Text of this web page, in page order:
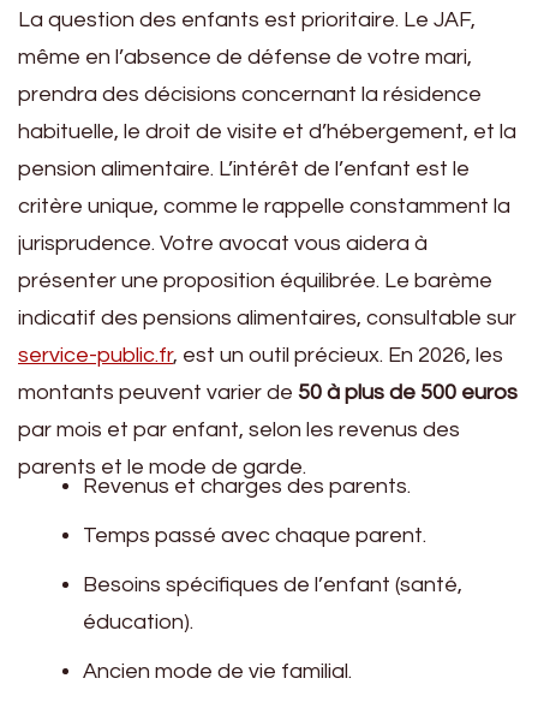
La question des enfants est prioritaire. Le JAF,
même en l’absence de défense de votre mari,
prendra des décisions concernant la résidence
habituelle, le droit de visite et d’hébergement, et la
pension alimentaire. L’intérêt de l’enfant est le
critère unique, comme le rappelle constamment la
jurisprudence. Votre avocat vous aidera à
présenter une proposition équilibrée. Le barème
indicatif des pensions alimentaires, consultable sur
service-public.fr, est un outil précieux. En 2026, les
montants peuvent varier de 50 à plus de 500 euros
par mois et par enfant, selon les revenus des
parents et le mode de garde.
Revenus et charges des parents.
Temps passé avec chaque parent.
Besoins spécifiques de l’enfant (santé,
éducation).
Ancien mode de vie familial.